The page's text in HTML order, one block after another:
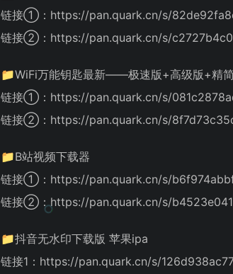
链接①：https://pan.quark.cn/s/
链接②：https://pan.quark.cn/s/
📁WiFi万能钥匙最新——极速版+高级版+精
链接①：https://pan.quark.cn/s/
链接②：https://pan.quark.cn/s/
📁B站视频下载器
链接①：https://pan.quark.cn/s/
链接②：https://pan.quark.cn/s/
📁抖音无水印下载版 苹果ipa
链接1：https://pan.quark.cn/s/